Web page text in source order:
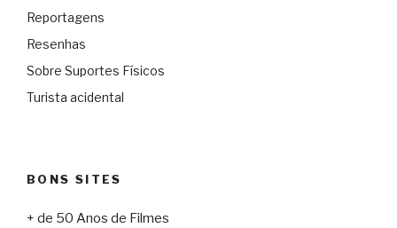
Reportagens
Resenhas
Sobre Suportes Físicos
Turista acidental
BONS SITES
+ de 50 Anos de Filmes